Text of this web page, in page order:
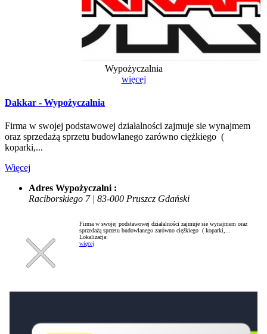
Wypożyczalnia
więcej
Dakkar - Wypożyczalnia
Firma w swojej podstawowej działalności zajmuje sie wynajmem
oraz sprzedażą sprzetu budowlanego zarówno ciężkiego (
koparki,...
Więcej
Adres Wypożyczalni :
Raciborskiego 7 | 83-000 Pruszcz Gdański
Firma w swojej podstawowej działalności zajmuje sie wynajmem oraz
sprzedażą sprzetu budowlanego zarówno ciężkiego ( koparki,...
Lokalizacja:
więcej